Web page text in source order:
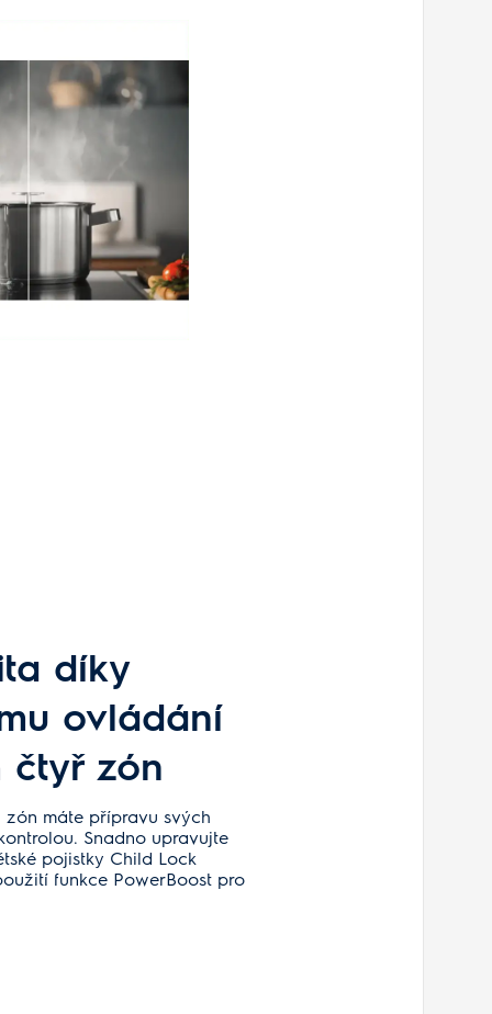
díky
ovládání
čtyř zón
máte přípravu svých
Snadno upravujte
pojistky Child Lock
funkce PowerBoost pro